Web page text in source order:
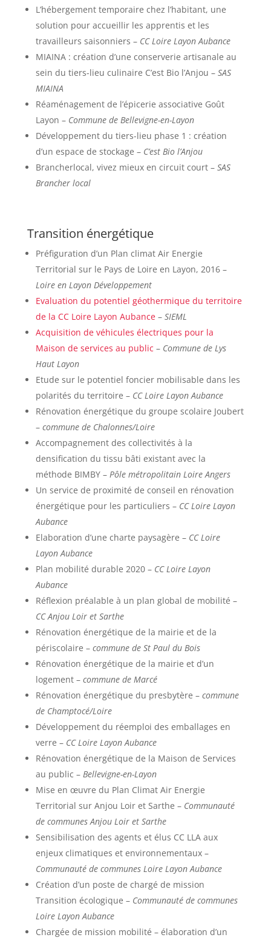
L’hébergement temporaire chez l’habitant, une
solution pour accueillir les apprentis et les
travailleurs saisonniers –CC Loire Layon Aubance
MIAINA : création d’une conserverie artisanale au
sein du tiers-lieu culinaire C’est Bio l’Anjou – SAS
MIAINA
Réaménagement de l’épicerie associative Goût
Layon – Commune de Bellevigne-en-Layon
Développement du tiers-lieu phase 1 : création
d’un espace de stockage – C’est Bio l’Anjou
Brancherlocal, vivez mieux en circuit court – SAS
Brancher local
Transition énergétique
Préfiguration d’un Plan climat Air Energie
Territorial sur le Pays de Loire en Layon, 2016 –
Loire en Layon Développement
Evaluation du potentiel géothermique du territoire
de la CC Loire Layon Aubance– SIEML
Acquisition de véhicules électriques pour la
Maison de services au public – Commune de Lys
Haut Layon
Etude sur le potentiel foncier mobilisable dans les
polarités du territoire – CC Loire Layon Aubance
Rénovation énergétique du groupe scolaire Joubert
– commune de Chalonnes/Loire
Accompagnement des collectivités à la
densification du tissu bâti existant avec la
méthode BIMBY –Pôle métropolitain Loire Angers
Un service de proximité de conseil en rénovation
énergétique pour les particuliers –CC Loire Layon
Aubance
Elaboration d’une charte paysagère – CC Loire
Layon Aubance
Plan mobilité durable 2020 – CC Loire Layon
Aubance
Réflexion préalable à un plan global de mobilité –
CC Anjou Loir et Sarthe
Rénovation énergétique de la mairie et de la
périscolaire – commune de St Paul du Bois
Rénovation énergétique de la mairie et d’un
logement – commune de Marcé
Rénovation énergétique du presbytère – commune
de Champtocé/Loire
Développement du réemploi des emballages en
verre – CC Loire Layon Aubance
Rénovation énergétique de la Maison de Services
au public – Bellevigne-en-Layon
Mise en œuvre du Plan Climat Air Energie
Territorial sur Anjou Loir et Sarthe – Communauté
de communes Anjou Loir et Sarthe
Sensibilisation des agents et élus CC LLA aux
enjeux climatiques et environnementaux –
Communauté de communes Loire Layon Aubance
Création d’un poste de chargé de mission
Transition écologique – Communauté de communes
Loire Layon Aubance
Chargée de mission mobilité – élaboration d’un